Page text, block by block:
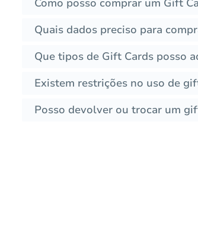
Como posso comprar um Gift
Quais dados preciso para
Que tipos de Gift Cards posso
Existem restrições no uso de
Posso devolver ou trocar um